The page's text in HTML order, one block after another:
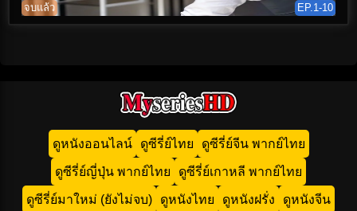
จบแล้ว EP.1-10
ดูหนังออนไลน์ ดูซีรี่ย์ไทย ดูซีรี่ย์จีน พากย์ไทย
ดูซีรี่ย์ญี่ปุ่น พากย์ไทย ดูซีรี่ย์เกาหลี พากย์ไทย
ดูซีรี่ย์มาใหม่ (ยังไม่จบ) ดูหนังไทย ดูหนังฝรั่ง ดูหนังจีน